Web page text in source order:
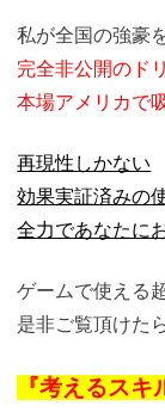
私が全国の強豪
完全非公開のド
本場アメリカで
再現性しかない
効果実証済みの
全力であなたに
ゲームで使える
是非ご覧頂けた
『考えるス